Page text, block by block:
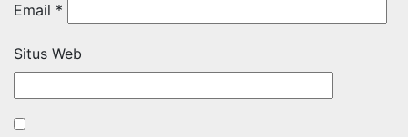
Email *
Situs Web